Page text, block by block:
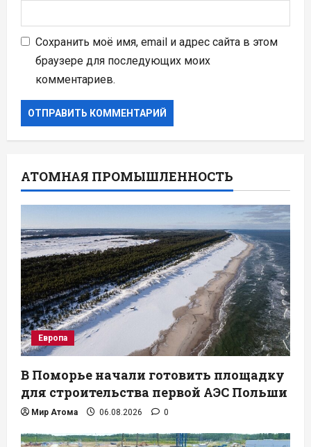
Сохранить моё имя, email и адрес сайта в этом
браузере для последующих моих
комментариев.
АТОМНАЯ ПРОМЫШЛЕННОСТЬ
Европа
В Поморье начали готовить площадку
для строительства первой АЭС Польши
Мир Атома 06.08.2026 0